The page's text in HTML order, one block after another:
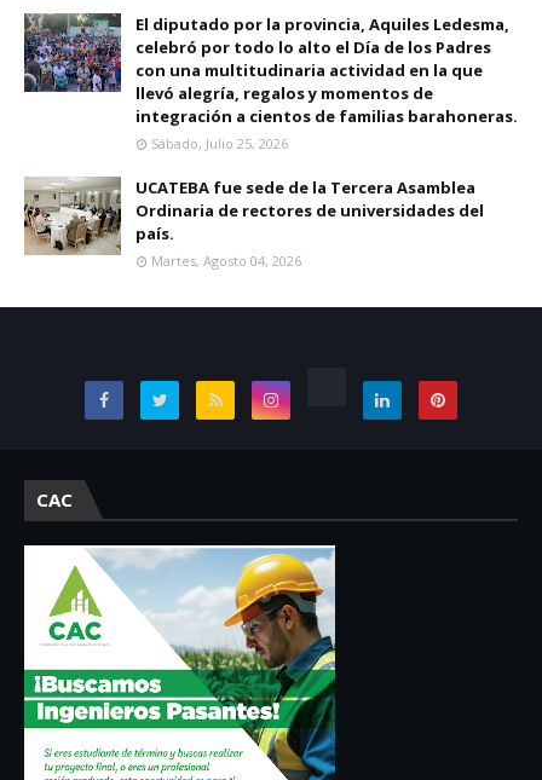
El diputado por la provincia, Aquiles Ledesma,
celebró por todo lo alto el Día de los Padres
con una multitudinaria actividad en la que
llevó alegría, regalos y momentos de
integración a cientos de familias barahoneras.
Sábado, Julio 25, 2026
UCATEBA fue sede de la Tercera Asamblea
Ordinaria de rectores de universidades del
país.
Martes, Agosto 04, 2026
CAC